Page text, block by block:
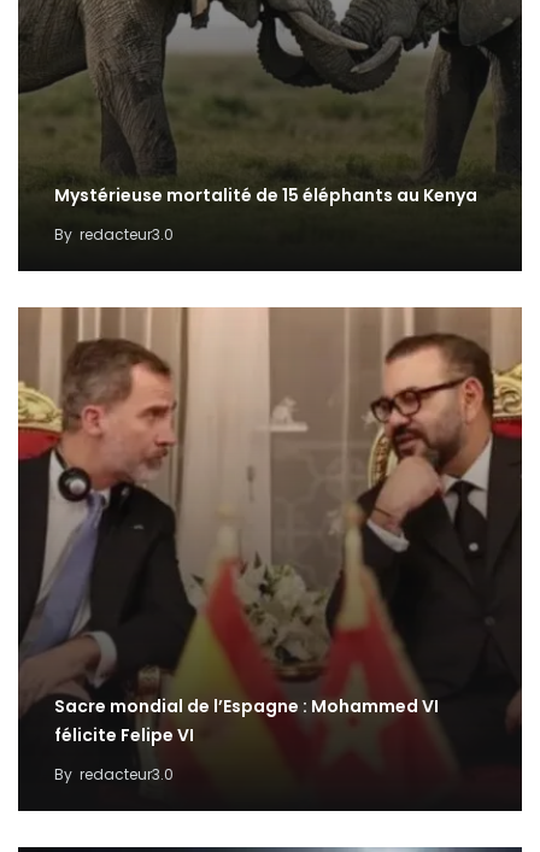
Mystérieuse mortalité de 15 éléphants au Kenya
By redacteur3.0
Sacre mondial de l’Espagne : Mohammed VI
félicite Felipe VI
By redacteur3.0